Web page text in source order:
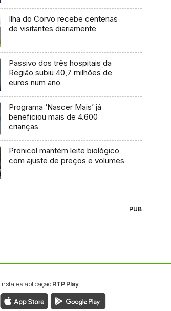
Ilha do Corvo recebe centenas
de visitantes diariamente
Passivo dos três hospitais da
Região subiu 40,7 milhões de
euros num ano
Programa ‘Nascer Mais’ já
beneficiou mais de 4.600
crianças
Pronicol mantém leite biológico
com ajuste de preços e volumes
PUB
Instale a aplicaçãoRTP Play